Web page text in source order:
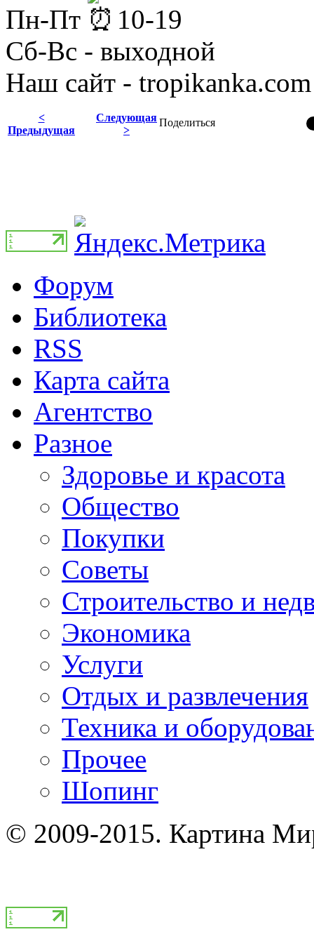
Пн-Пт
10-19
Сб-Вс - выходной
Наш сайт - tropikanka.com
Поделиться
<
Предыдущая
Следующая
>
Форум
Библиотека
RSS
Карта сайта
Агентство
Разное
Здоровье и красота
Общество
Покупки
Советы
Строительство и
Экономика
Услуги
Отдых и развлечения
Техника и
Прочее
Шопинг
© 2009-2015. Картина